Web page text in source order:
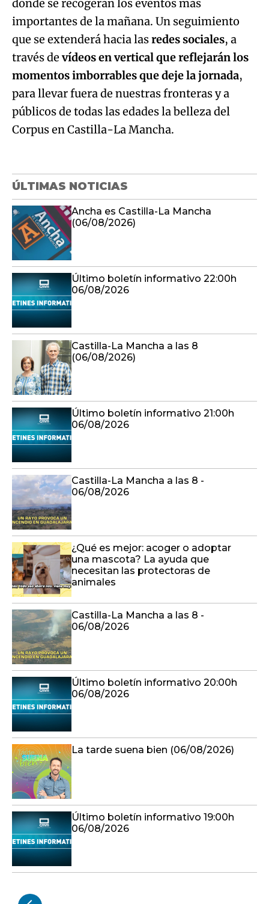
donde se recogerán los eventos más
importantes de la mañana. Un seguimiento
que se extenderá hacia lasredes sociales, a
través devídeos en vertical que reflejarán los
momentos imborrables que deje la jornada,
para llevar fuera de nuestras fronteras y a
públicos de todas las edades la belleza del
Corpus en Castilla-La Mancha.
ÚLTIMAS NOTICIAS
Ancha es Castilla-La Mancha
(06/08/2026)
Último boletín informativo 22:00h
06/08/2026
Castilla-La Mancha a las 8
(06/08/2026)
Último boletín informativo 21:00h
06/08/2026
Castilla-La Mancha a las 8 -
06/08/2026
¿Qué es mejor: acoger o adoptar
una mascota? La ayuda que
necesitan las protectoras de
animales
Castilla-La Mancha a las 8 -
06/08/2026
Último boletín informativo 20:00h
06/08/2026
La tarde suena bien (06/08/2026)
Último boletín informativo 19:00h
06/08/2026